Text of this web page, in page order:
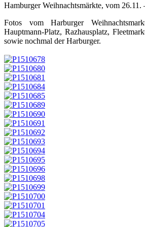
Hamburger Weihnachtsmärkte, vom 26.11.
Fotos vom Harburger
Hauptmann-Platz, Razhausplatz,
sowie nochmal der Harburger.